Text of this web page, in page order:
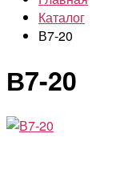
Каталог
В7-20
В7-20